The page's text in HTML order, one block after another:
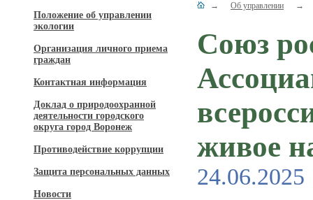
Положение об управлении
экологии
Организация личного приема
граждан
Контактная информация
Доклад о природоохранной
деятельности городского
округа город Воронеж
Противодействие коррупции
Защита персональных данных
Новости
→ Об управлении →
Союз
живое
24.06.2025